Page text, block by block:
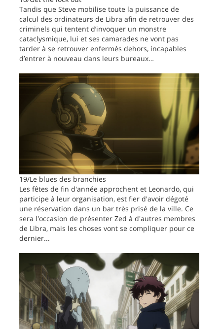
Tandis que Steve mobilise toute la puissance de
calcul des ordinateurs de Libra afin de retrouver des
criminels qui tentent d’invoquer un monstre
cataclysmique, lui et ses camarades ne vont pas
tarder à se retrouver enfermés dehors, incapables
d’entrer à nouveau dans leurs bureaux…
19/Le blues des branchies
Les fêtes de fin d'année approchent et Leonardo, qui
participe à leur organisation, est fier d'avoir dégoté
une réservation dans un bar très prisé de la ville. Ce
sera l'occasion de présenter Zed à d'autres membres
de Libra, mais les choses vont se compliquer pour ce
dernier...